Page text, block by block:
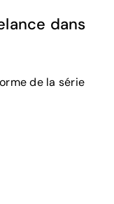
dans
de la série